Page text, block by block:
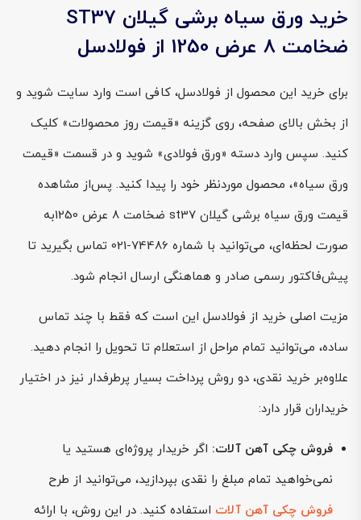
خرید ورق سیاه برشی گیلان ST37
ضخامت 8 عرض 1250 از فولادسل
برای خرید این محصول از فولادسل، کافی است وارد سایت شوید و
از بخش بالای صفحه، روی گزینه «قیمت روز محصولات» کلیک
کنید. سپس وارد دسته «ورق فولادی» شوید و در قسمت «قیمت
ورق سیاه»، محصول موردنظر خود را پیدا کنید. پس‌از مشاهده
قیمت ورق سیاه برشی گیلان st37 ضخامت 8 عرض 1250به
صورت لحظه‌ای، می‌توانید با شماره 74486-021 تماس بگیرید تا
پیش‌فاکتور رسمی صادر و هماهنگی ارسال انجام شود.
مزیت اصلی خرید از فولادسل این است که فقط با چند تماس
ساده، می‌توانید تمام مراحل از استعلام تا تحویل را انجام دهید.
علاوه‌بر خرید نقدی، دو روش پرداخت بسیار پرطرفدار نیز در اختیار
خریداران قرار دارد:
فروش چکی آهن آلات: اگر خریدار پروژه‌ای هستید یا
نمی‌خواهید تمام مبلغ را نقدی بپردازید، می‌توانید از طرح
فروش چکی آهن آلات استفاده کنید. در این روش، با ارائه